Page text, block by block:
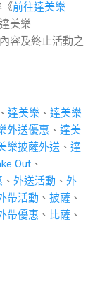
前往達美樂
美樂
容及終止活動之
、 達美樂 、 達美樂
外送優惠 、 達美
樂披薩外送 、 達
Out 、
、 外送活動 、 外
帶活動 、 披薩 、
帶優惠 、 比薩 、